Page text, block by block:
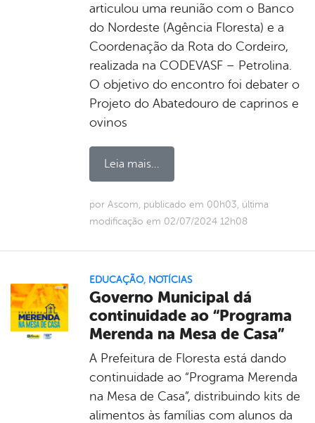
articulou uma reunião com o Banco
do Nordeste (Agência Floresta) e a
Coordenação da Rota do Cordeiro,
realizada na CODEVASF – Petrolina.
O objetivo do encontro foi debater o
Projeto do Abatedouro de caprinos e
ovinos
Leia mais...
por Ascom, publicado em 00h03, última
modificação em 02/07/2024 12h08
EDUCAÇÃO, NOTÍCIAS
Governo Municipal dá
continuidade ao “Programa
Merenda na Mesa de Casa”
A Prefeitura de Floresta está dando
continuidade ao “Programa Merenda
na Mesa de Casa”, distribuindo kits de
alimentos às famílias com alunos da